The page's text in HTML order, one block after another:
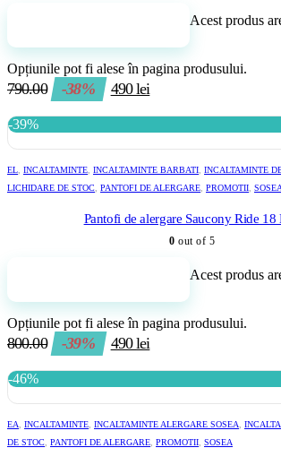
Acest produs
Opțiunile pot fi alese în pagina produsului.
790.00 -38% 490lei
-39%
EL INCALTAMINTE INCALTAMINTE BARBATI INCALTAMINTE
LICHIDARE DE STOC PANTOFI DE ALERGARE PROMOTII SOSEA
Pantofi de alergare Saucony Ride 18
0 out of 5
Acest produs
Opțiunile pot fi alese în pagina produsului.
800.00 -39% 490lei
-46%
EA INCALTAMINTE INCALTAMINTE ALERGARE SOSEA
DE STOC PANTOFI DE ALERGARE PROMOTII SOSEA